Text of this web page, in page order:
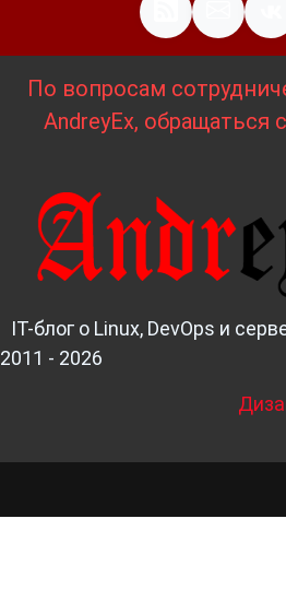
По вопросам
AndreyEx, обращаться
IT-блог о Linux, DevOps и
2011 - 2026
Д